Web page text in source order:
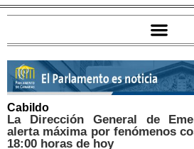
Cabildo
La Dirección General de
alerta máxima por fenómenos
18:00 horas de hoy